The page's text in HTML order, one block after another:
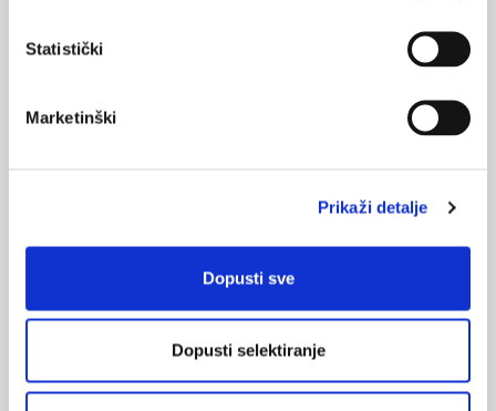
Statistički
Marketinški
Prikaži detalje
Dopusti sve
Dopusti selektiranje
Nesteroidni antireumatici i gastrointestinalna
Što su probiotici i kako se proizvode?
28.06.2016.
Osteoporoza – prevencija, otkrivanje i liječenje